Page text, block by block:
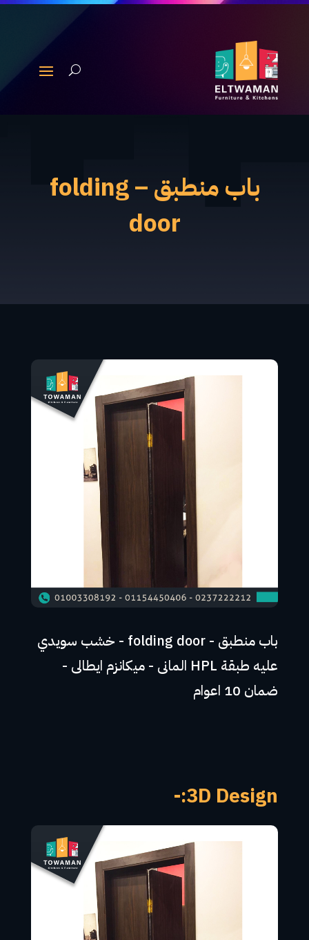
باب منطبق – folding
door
باب منطبق - folding door - خشب سويدي
عليه طبقة HPL المانى - ميكانزم ايطالى -
ضمان 10 اعوام
3D Design:-